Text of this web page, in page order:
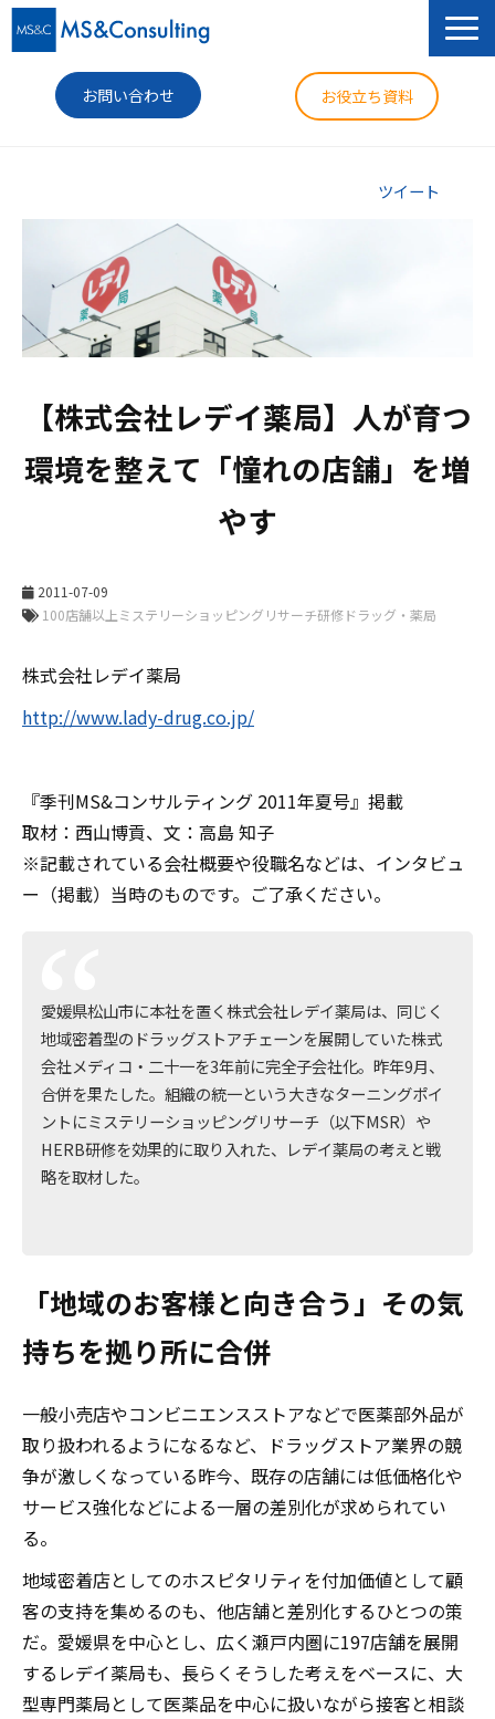
お問い合わせ お役立ち資料
セミナー
導入事例
コラム
企業情報
ツイート
【株式会社レデイ薬局】人が育つ
環境を整えて「憧れの店舗」を増
やす
2011-07-09
株式会社レデイ薬局
http://www.lady-drug.co.jp/
『季刊MS&コンサルティング 2011年夏号』掲載
取材：西山博貢、文：高島 知子
※記載されている会社概要や役職名などは、インタビュ
ー（掲載）当時のものです。ご了承ください。
愛媛県松山市に本社を置く株式会社レデイ薬局は、同じく
地域密着型のドラッグストアチェーンを展開していた株式
会社メディコ・二十一を3年前に完全子会社化。昨年9月、
合併を果たした。組織の統一という大きなターニングポイ
ントにミステリーショッピングリサーチ（以下MSR）や
HERB研修を効果的に取り入れた、レデイ薬局の考えと戦
略を取材した。
「地域のお客様と向き合う」その気
持ちを拠り所に合併
一般小売店やコンビニエンスストアなどで医薬部外品が
取り扱われるようになるなど、ドラッグストア業界の競
争が激しくなっている昨今、既存の店舗には低価格化や
サービス強化などによる一層の差別化が求められてい
る。
地域密着店としてのホスピタリティを付加価値として顧
客の支持を集めるのも、他店舗と差別化するひとつの策
だ。愛媛県を中心とし、広く瀬戸内圏に197店舗を展開
するレデイ薬局も、長らくそうした考えをベースに、大
型専門薬局として医薬品を中心に扱いながら接客と相談